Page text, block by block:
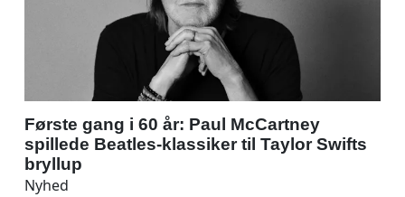
Første gang i 60 år: Paul McCartney
spillede Beatles-klassiker til Taylor Swifts
bryllup
Nyhed